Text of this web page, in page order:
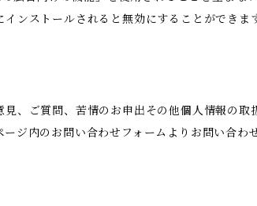
ンストールされると無効にすることができます
見、ご質問、苦情のお申出その他個人情報の
ジ内のお問い合わせフォームよりお問い合わ